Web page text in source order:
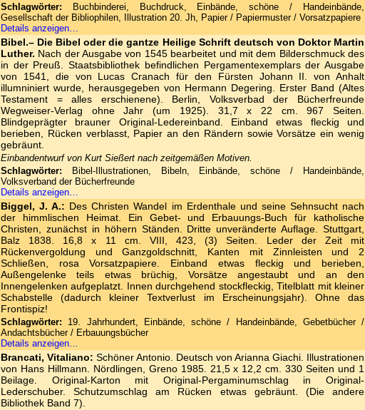
Schlagwörter: Buchbinderei, Buchdruck, Einbände, schöne / Handeinbände,
Gesellschaft der Bibliophilen, Illustration 20. Jh, Papier / Papiermuster / Vorsatzpapiere
Details anzeigen…
Bibel.– Die Bibel oder die gantze Heilige Schrift deutsch von Doktor Martin
Luther. Nach der Ausgabe von 1545 bearbeitet und mit dem Bilderschmuck des
in der Preuß. Staatsbibliothek befindlichen Pergamentexemplars der Ausgabe
von 1541, die von Lucas Cranach für den Fürsten Johann II. von Anhalt
illumniniert wurde, herausgegeben von Hermann Degering. Erster Band (Altes
Testament = alles erschienene). Berlin, Volksverbad der Bücherfreunde
Wegweiser-Verlag ohne Jahr (um 1925). 31,7 x 22 cm. 967 Seiten.
Blindgeprägter brauner Original-Ledereinband. Einband etwas fleckig und
berieben, Rücken verblasst, Papier an den Rändern sowie Vorsätze ein wenig
gebräunt.
Einbandentwurf von Kurt Sießert nach zeitgemäßen Motiven.
Schlagwörter: Bibel-Illustrationen, Bibeln, Einbände, schöne / Handeinbände,
Volksverband der Bücherfreunde
Details anzeigen…
Biggel, J. A.: Des Christen Wandel im Erdenthale und seine Sehnsucht nach
der himmlischen Heimat. Ein Gebet- und Erbauungs-Buch für katholische
Christen, zunächst in höhern Ständen. Dritte unveränderte Auflage. Stuttgart,
Balz 1838. 16,8 x 11 cm. VIII, 423, (3) Seiten. Leder der Zeit mit
Rückenvergoldung und Ganzgoldschnitt, Kanten mit Zinnleisten und 2
Schließen, rosa Vorsatzpapiere. Einband etwas fleckig und berieben,
Außengelenke teils etwas brüchig, Vorsätze angestaubt und an den
Innengelenken aufgeplatzt. Innen durchgehend stockfleckig, Titelblatt mit kleiner
Schabstelle (dadurch kleiner Textverlust im Erscheinungsjahr). Ohne das
Frontispiz!
Schlagwörter: 19. Jahrhundert, Einbände, schöne / Handeinbände, Gebetbücher /
Andachtsbücher / Erbauungsbücher
Details anzeigen…
Brancati, Vitaliano: Schöner Antonio. Deutsch von Arianna Giachi. Illustrationen
von Hans Hillmann. Nördlingen, Greno 1985. 21,5 x 12,2 cm. 330 Seiten und 1
Beilage. Original-Karton mit Original-Pergaminumschlag in Original-
Lederschuber. Schutzumschlag am Rücken etwas gebräunt. (Die andere
Bibliothek Band 7).